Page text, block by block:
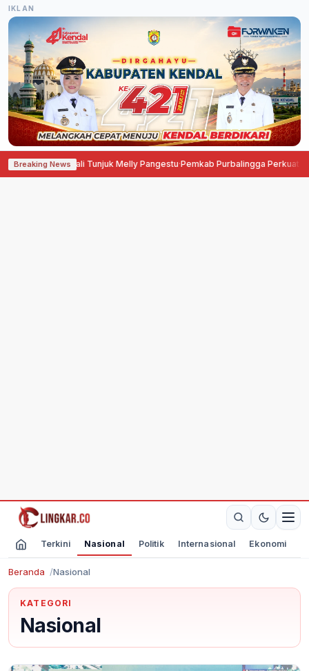
IKLAN
Breaking News
Kembali Tunjuk Melly Pangestu·Pemkab Purbalingga Perkuat Investasi
Terkini Nasional Politik Internasional Ekonomi
Beranda Nasional
KATEGORI
Nasional